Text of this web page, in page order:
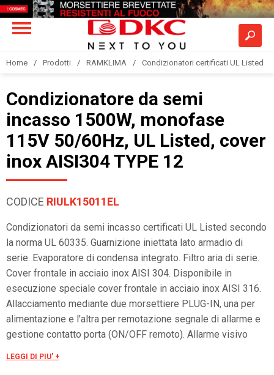
Home Prodotti RAMKLIMA Condizionatori certificati UL Listed
Condizionatore da semi
incasso 1500W, monofase
115V 50/60Hz, UL Listed, cover
inox AISI304 TYPE 12
CODICE RIULK15011EL
Condizionatori da semi incasso certificati UL Listed secondo
la norma UL 60335. Guarnizione iniettata lato armadio di
serie. Evaporatore di condensa integrato. Filtro aria di serie.
Cover frontale in acciaio inox AISI 304. Disponibile in
esecuzione speciale cover frontale in acciaio inox AISI 316.
Allacciamento mediante due morsettiere PLUG-IN, una per
alimentazione e l'altra per remotazione segnale di allarme e
gestione contatto porta (ON/OFF remoto). Allarme visivo
LEGGI DI PIU' +